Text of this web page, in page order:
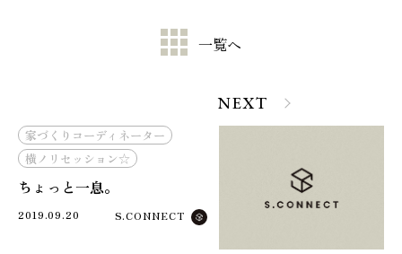
一覧へ
NEXT
家づくりコーディネーター
横ノリセッション☆
ちょっと一息。
2019.09.20 S.CONNECT